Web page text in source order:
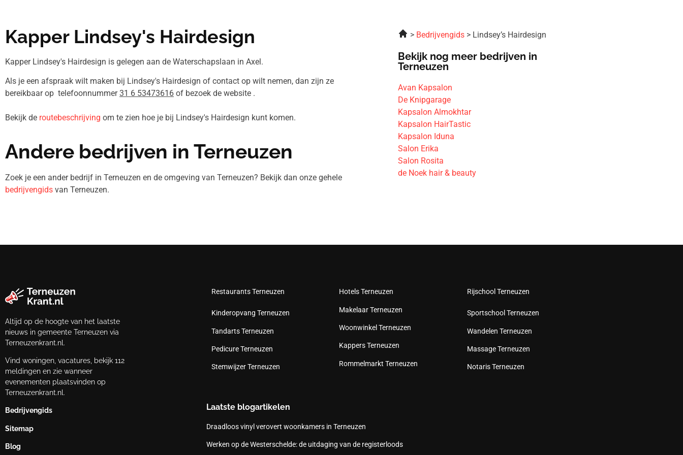
Kapper Lindsey's Hairdesign
Kapper Lindsey's Hairdesign is gelegen aan de Waterschapslaan in Axel.
Als je een afspraak wilt maken bij Lindsey's Hairdesign of contact op wilt nemen, dan zijn ze
bereikbaar op telefoonnummer31 6 53473616 of bezoek de website .
Bekijk de routebeschrijving om te zien hoe je bij Lindsey's Hairdesign kunt komen.
Andere bedrijven in Terneuzen
Zoek je een ander bedrijf in Terneuzen en de omgeving van Terneuzen? Bekijk dan onze gehele
bedrijvengids van Terneuzen.
Bedrijvengids Lindsey’s Hairdesign
Bekijk nog meer bedrijven in
Terneuzen
Avan Kapsalon
De Knipgarage
Kapsalon Almokhtar
Kapsalon HairTastic
Kapsalon Iduna
Salon Erika
Salon Rosita
de Noek hair & beauty
Altijd op de hoogte van het laatste
nieuws in gemeente Terneuzen via
Terneuzenkrant.nl.
Vind woningen, vacatures, bekijk 112
meldingen en zie wanneer
evenementen plaatsvinden op
Terneuzenkrant.nl.
Bedrijvengids
Sitemap
Blog
Restaurants Terneuzen
Kinderopvang Terneuzen
Tandarts Terneuzen
Pedicure Terneuzen
Stemwijzer Terneuzen
Hotels Terneuzen
Makelaar Terneuzen
Woonwinkel Terneuzen
Kappers Terneuzen
Rommelmarkt Terneuzen
Rijschool Terneuzen
Sportschool Terneuzen
Wandelen Terneuzen
Massage Terneuzen
Notaris Terneuzen
Laatste blogartikelen
Draadloos vinyl verovert woonkamers in Terneuzen
Werken op de Westerschelde: de uitdaging van de registerloods